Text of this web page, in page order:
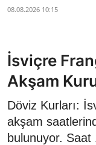
08.08.2026 10:15
İsviçre
Akşam
Döviz Kurları:
akşam
bulunuyor. Saat